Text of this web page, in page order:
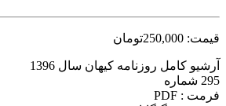
قیمت: 250,000تومان
آرشیو کامل روزنامه کیهان سال 1396
295 شماره
فرمت : PDF